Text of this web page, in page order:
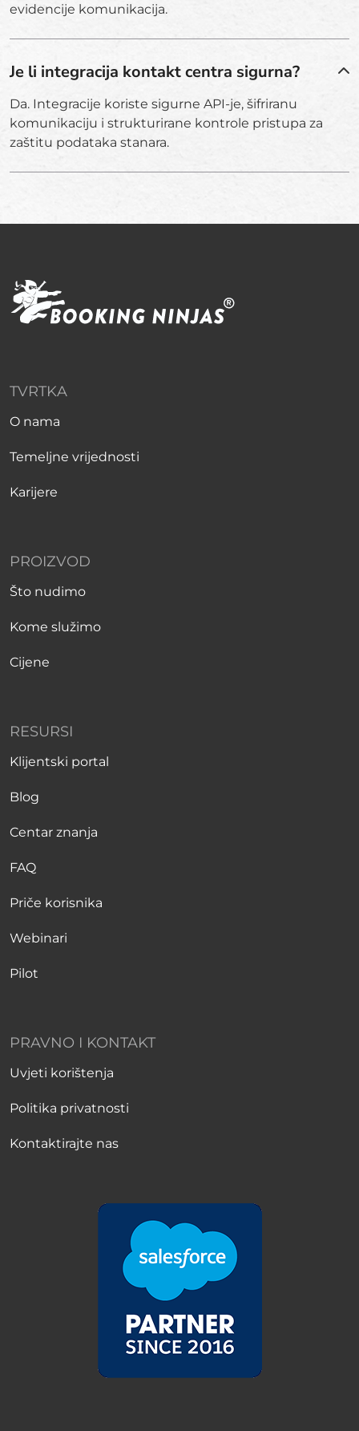
evidencije komunikacija.
Je li integracija kontakt centra sigurna?
Da. Integracije koriste sigurne API-je, šifriranu
komunikaciju i strukturirane kontrole pristupa za
zaštitu podataka stanara.
TVRTKA
O nama
Temeljne vrijednosti
Karijere
PROIZVOD
Što nudimo
Kome služimo
Cijene
RESURSI
Klijentski portal
Blog
Centar znanja
FAQ
Priče korisnika
Webinari
Pilot
PRAVNO I KONTAKT
Uvjeti korištenja
Politika privatnosti
Kontaktirajte nas